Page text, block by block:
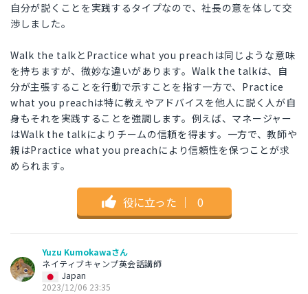
自分が説くことを実践するタイプなので、社長の意を体して交
渉しました。
Walk the talkとPractice what you preachは同じような意味
を持ちますが、微妙な違いがあります。Walk the talkは、自
分が主張することを行動で示すことを指す一方で、Practice
what you preachは特に教えやアドバイスを他人に説く人が自
身もそれを実践することを強調します。例えば、マネージャー
はWalk the talkによりチームの信頼を得ます。一方で、教師や
親はPractice what you preachにより信頼性を保つことが求
められます。
役に立った ｜ 0
Yuzu Kumokawaさん
ネイティブキャンプ英会話講師
Japan
2023/12/06 23:35